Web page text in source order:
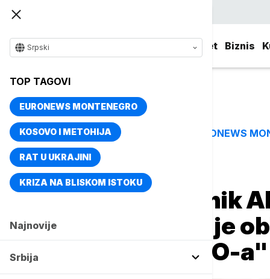
Svet Biznis
Srpski
TOP TAGOVI
EURONEWS MONTENEGRO
KOSOVO I METOHIJA
RAT U UKRAJINI
KRIZA NA BLISKOM ISTOKU
Najnovije
Srbija
TOP TAGOVI EURONEWS
Naslovna Svet
Finski predsednik
Trampu: U toku je
evropskog NATO-a"